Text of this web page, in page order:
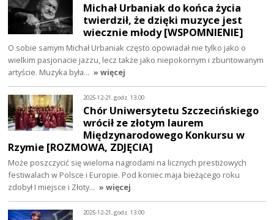
Michał Urbaniak do końca życia
twierdził, że dzięki muzyce jest
wiecznie młody [WSPOMNIENIE]
O sobie samym Michał Urbaniak często opowiadał nie tylko jako o
wielkim pasjonacie jazzu, lecz także jako niepokornym i zbuntowanym
artyście. Muzyka była… » więcej
2025-12-21, godz. 13:00
Chór Uniwersytetu Szczecińskiego
wrócił ze złotym laurem
Międzynarodowego Konkursu w
Rzymie [ROZMOWA, ZDJĘCIA]
Może poszczycić się wieloma nagrodami na licznych prestiżowych
festiwalach w Polsce i Europie. Pod koniec maja bieżącego roku
zdobył I miejsce i Złoty… » więcej
2025-12-21, godz. 13:00